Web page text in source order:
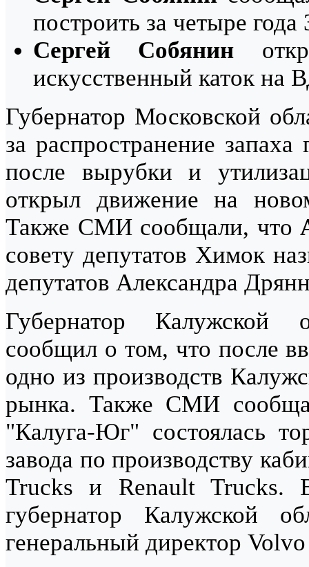
построить за четыре
Сергей Собянин
искусственный каток на
Губернатор Московской
за распространение
после вырубки и
открыл движение на
Также СМИ сообщали, что
совету депутатов Химок
депутатов Александра
Губернатор Калужской
сообщил о том, что после
одно из производств
рынка. Также СМИ
"Калуга-Юг" состоялась
завода по производству
Trucks и Renault Trucks.
губернатор Калужской
генеральный директор